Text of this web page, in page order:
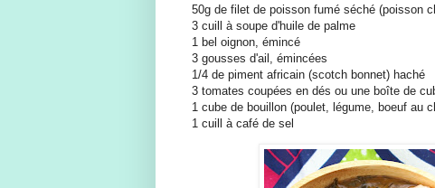
50g de filet de poisson fumé séché (poisson
3 cuill à soupe d'huile de palme
1 bel oignon, émincé
3 gousses d'ail, émincées
1/4 de piment africain (scotch bonnet) haché
3 tomates coupées en dés ou une boîte de
1 cube de bouillon (poulet, légume, boeuf au
1 cuill à café de sel